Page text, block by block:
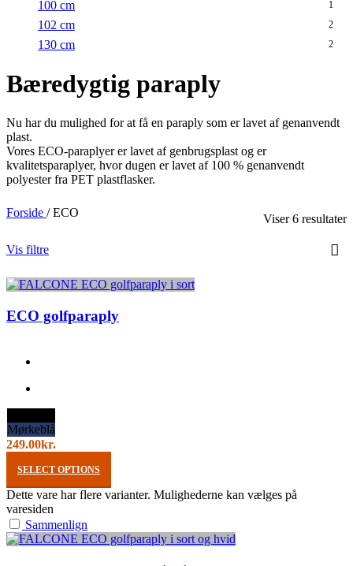
100 cm 1
102 cm 2
130 cm 2
Bæredygtig paraply
Nu har du mulighed for at få en paraply som er lavet af genanvendt
plast.
Vores ECO-paraplyer er lavet af genbrugsplast og er
kvalitetsparaplyer, hvor dugen er lavet af 100 % genanvendt
polyester fra PET plastflasker.
Forside / ECO Viser 6 resultater
Vis filtre
ECO golfparaply
Mørkeblå
249.00kr.
SELECT OPTIONS
Dette vare har flere varianter. Mulighederne kan vælges på
varesiden
Sammenlign